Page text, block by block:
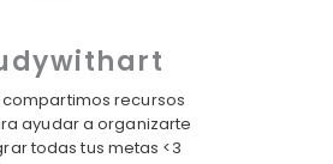
recursos
ayudar a organizarte
todas tus metas <3